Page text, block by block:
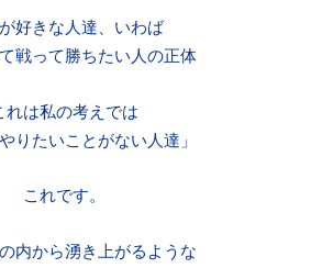
好きな人達、いわば
戦って勝ちたい人の正体
れは私の考えでは
りたいことがない人達」
これです。
内から湧き上がるような